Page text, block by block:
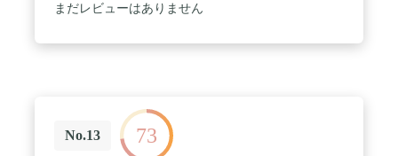
まだレビューはありません
No.13 73